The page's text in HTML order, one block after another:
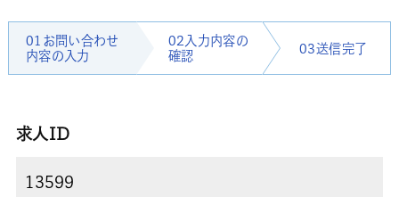
01お問い合わせ
内容の入力
02入力内容の
確認
03送信完了
求人ID